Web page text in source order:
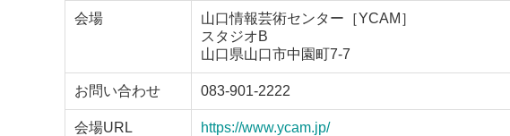
会場
山口情報芸術センター［YCAM］
スタジオB
山口県山口市中園町7-7
お問い合わせ 083-901-2222
会場URL https://www.ycam.jp/